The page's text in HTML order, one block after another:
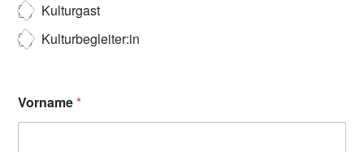
Kulturgast
Kulturbegleiter:in
Vorname*